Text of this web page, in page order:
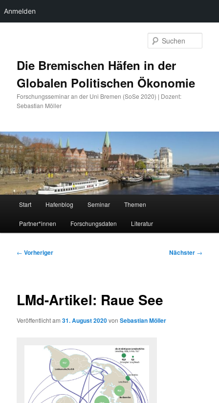
Anmelden
Die Bremischen Häfen in der
Globalen Politischen Ökonomie
Forschungsseminar an der Uni Bremen (SoSe 2020) | Dozent:
Sebastian Möller
Start Hafenblog Seminar Themen
Partner*innen Forschungsdaten Literatur
Beitragsnavigation
← Vorheriger Nächster →
LMd-Artikel: Raue See
Veröffentlicht am31. August 2020vonSebastian Möller